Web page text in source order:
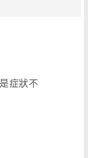
症狀不